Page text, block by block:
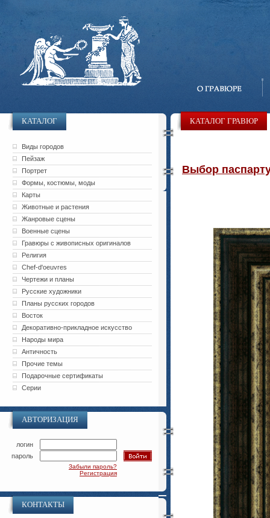
КАТАЛОГ
Виды городов
Пейзаж
Портрет
Формы, костюмы, моды
Карты
Животные и растения
Жанровые сцены
Военные сцены
Гравюры с живописных оригиналов
Религия
Chef-d'oeuvres
Чертежи и планы
Русские художники
Планы русских городов
Восток
Декоративно-прикладное искусство
Народы мира
Античность
Прочие темы
Подарочные сертификаты
Серии
АВТОРИЗАЦИЯ
логин
пароль
Забыли пароль?
Регистрация
КОНТАКТЫ
КАТАЛОГ ГРАВЮР
Выбор